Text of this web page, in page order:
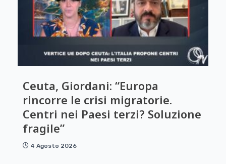
Ceuta, Giordani: “Europa
rincorre le crisi migratorie.
Centri nei Paesi terzi? Soluzione
fragile”
4 Agosto 2026